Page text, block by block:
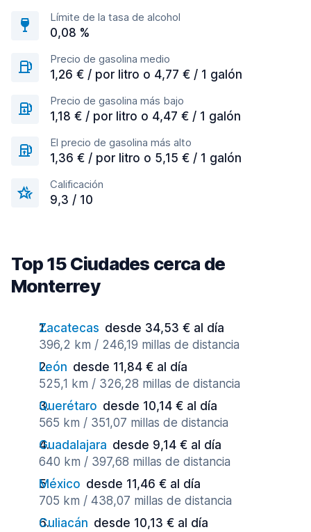
Límite de la tasa de alcohol
0,08 %
Precio de gasolina medio
1,26 € / por litro o 4,77 € / 1 galón
Precio de gasolina más bajo
1,18 € / por litro o 4,47 € / 1 galón
El precio de gasolina más alto
1,36 € / por litro o 5,15 € / 1 galón
Calificación
9,3 / 10
Top 15 Ciudades cerca de
Monterrey
Zacatecas desde 34,53 € al día
396,2 km / 246,19 millas de distancia
León desde 11,84 € al día
525,1 km / 326,28 millas de distancia
Querétaro desde 10,14 € al día
565 km / 351,07 millas de distancia
Guadalajara desde 9,14 € al día
640 km / 397,68 millas de distancia
México desde 11,46 € al día
705 km / 438,07 millas de distancia
Culiacán desde 10,13 € al día